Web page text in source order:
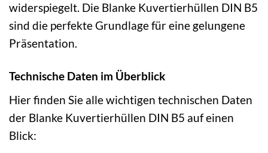
widerspiegelt. Die Blanke Kuvertierhüllen DIN B5
sind die perfekte Grundlage für eine gelungene
Präsentation.
Technische Daten im Überblick
Hier finden Sie alle wichtigen technischen Daten
der Blanke Kuvertierhüllen DIN B5 auf einen
Blick: